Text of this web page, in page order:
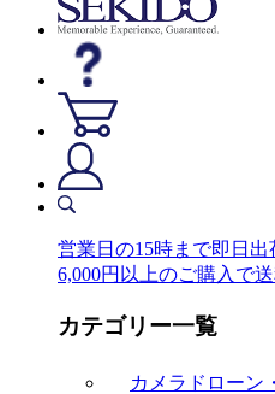
営業日の15時まで即日出
6,000円以上のご購入で
カテゴリー一覧
カメラドローン